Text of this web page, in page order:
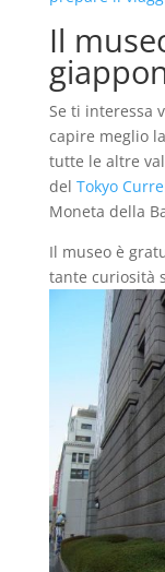
Il
Se ti interessa
capire meglio
tutte le altre
del Tokyo
Moneta della
Il museo è
tante curiosità